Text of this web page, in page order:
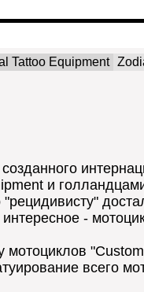
Tattoo Equipment
и
-
всего